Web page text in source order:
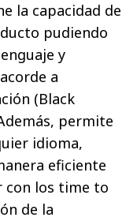
la capacidad de
pudiendo
y
a
(Black
permite
idioma,
eficiente
con los time to
de la